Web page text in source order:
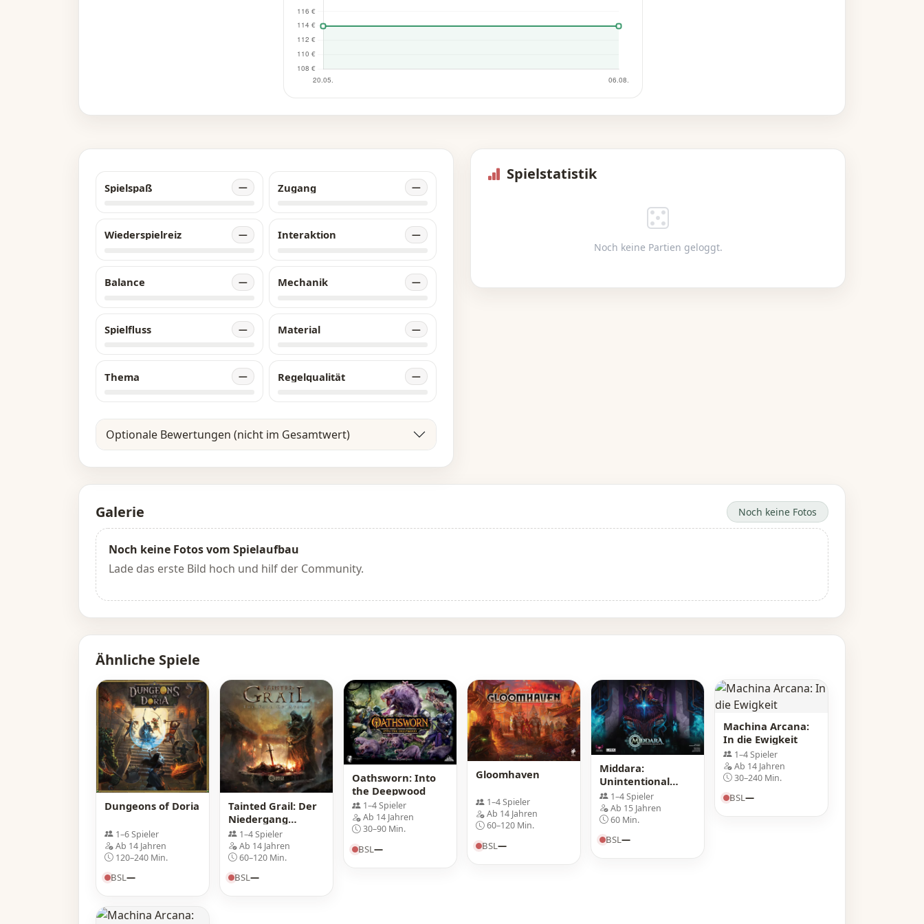
Schatzstätten plündern, nach Gefahren Ausschau halten, Magie
vorbereiten, das Reich verzaubern und/oder sich von ihren
Wunden erholen. Indem sie Monster töten, epische Schätze
plündern, Quests abschließen oder sogar ihre Mitabenteurer
jagen, sammeln die Spieler Ruhm und Reichtum. Obwohl
—Beschreibung des Herausgebers
Spielspaß —
Wiederspielreiz —
Balance —
Spielfluss —
Thema —
Zugang —
Interaktion —
Mechanik —
Material —
Regelqualität —
Optionale Bewertungen (nicht im Gesamtwert)
Spielstatistik
Noch keine Partien geloggt.
Galerie Noch keine Fotos
Noch keine Fotos vom Spielaufbau
Lade das erste Bild hoch und hilf der Community.
Ähnliche Spiele
Dungeons of Doria
1–6 Spieler
Ab 14 Jahren
120–240 Min.
BSL—
Tainted Grail: Der
Niedergang
Avalons
1–4 Spieler
Ab 14 Jahren
60–120 Min.
BSL—
Oathsworn: Into
the Deepwood
1–4 Spieler
Ab 14 Jahren
30–90 Min.
BSL—
Gloomhaven
1–4 Spieler
Ab 14 Jahren
60–120 Min.
BSL—
Middara:
Unintentional
Malum – Act 1
1–4 Spieler
Ab 15 Jahren
60 Min.
BSL—
Machina Arcana:
In die Ewigkeit
1–4 Spieler
Ab 14 Jahren
30–240 Min.
BSL—